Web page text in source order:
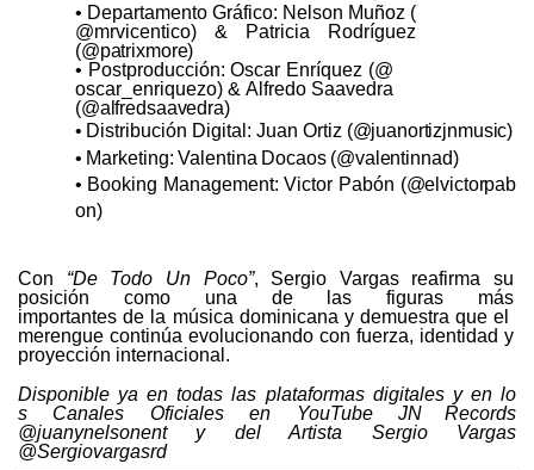
• Departamento Gráfico: Nelson Muñoz (
@mrvicentico)
& Patricia
Rodríguez
(@patrixmore)
• Postproducción: Oscar Enríquez (@
oscar_enriquezo) & Alfredo Saavedra
(@alfredsaavedra)
• Distribución Digital: Juan Ortiz (@juanortizjnmusic)
• Marketing: Valentina Docaos (@valentinnad)
• Booking Management: Victor Pabón (@elvictorpab
on)
Con “De Todo Un Poco”, Sergio
Vargas reafirma su
posición como una de las figuras más
importantes de la música dominicana y demuestra que el
merengue continúa evolucionando con fuerza, identidad y
proyección internacional.
Disponible ya en todas las plataformas digitales y en lo
s
Canales Oficiales en YouTube
JN Records
@juanynelsonent y del Artista Sergio Vargas
@Sergiovargasrd